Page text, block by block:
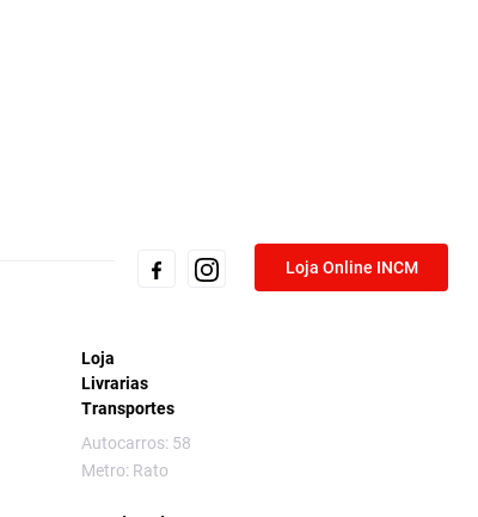
Loja Online INCM
Loja
Livrarias
Transportes
Autocarros: 58
Metro: Rato